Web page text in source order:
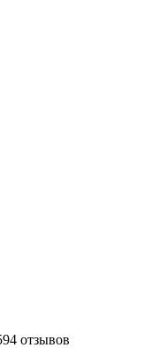
отзывов